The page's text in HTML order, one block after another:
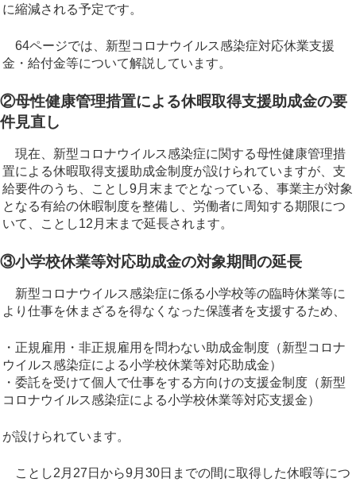
に縮減される予定です。
64ページでは、新型コロナウイルス感染症対応休業支援
金・給付金等について解説しています。
②母性健康管理措置による休暇取得支援助成金の要
件見直し
現在、新型コロナウイルス感染症に関する母性健康管理措
置による休暇取得支援助成金制度が設けられていますが、支
給要件のうち、ことし9月末までとなっている、事業主が対象
となる有給の休暇制度を整備し、労働者に周知する期限につ
いて、ことし12月末まで延長されます。
③小学校休業等対応助成金の対象期間の延長
新型コロナウイルス感染症に係る小学校等の臨時休業等に
より仕事を休まざるを得なくなった保護者を支援するため、
・正規雇用・非正規雇用を問わない助成金制度（新型コロナ
ウイルス感染症による小学校休業等対応助成金）
・委託を受けて個人で仕事をする方向けの支援金制度（新型
コロナウイルス感染症による小学校休業等対応支援金）
が設けられています。
ことし2月27日から9月30日までの間に取得した休暇等につ